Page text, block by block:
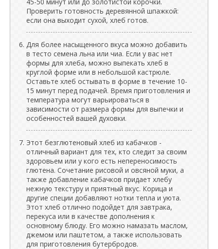
Проверить готовность деревянной шпажкой:
если она выходит сухой, хлеб готов.
Для более насыщенного вкуса можно добавить
в тесто семена льна или чиа. Если у вас нет
формы для хлеба, можно выпекать хлеб в
круглой форме или в небольшой кастрюле.
Оставьте хлеб остывать в форме в течение 10-
15 минут перед подачей. Время приготовления и
температура могут варьироваться в
зависимости от размера формы для выпечки и
особенностей вашей духовки.
Этот безглютеновый хлеб из кабачков -
отличный вариант для тех, кто следит за своим
здоровьем или у кого есть непереносимость
глютена. Сочетание рисовой и овсяной муки, а
также добавление кабачков придает хлебу
нежную текстуру и приятный вкус. Корица и
другие специи добавляют нотки тепла и уюта.
Этот хлеб отлично подойдет для завтрака,
перекуса или в качестве дополнения к
основному блюду. Его можно намазать маслом,
джемом или паштетом, а также использовать
для приготовления бутербродов.